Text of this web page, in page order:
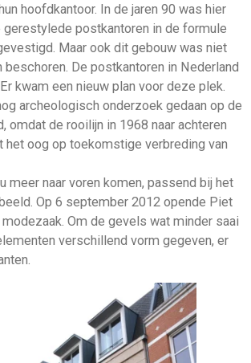
hoofdkantoor. In de jaren 90 was hier
gerestylede postkantoren in de formule
Maar ook dit gebouw was niet
De postkantoren in Nederland
kwam een nieuw plan voor deze plek.
archeologisch onderzoek gedaan op de
omdat de rooilijn in 1968 naar achteren
het oog op toekomstige verbreding van
meer naar voren komen, passend bij het
Op 6 september 2012 opende Piet
Om de gevels wat minder saai
verschillend vorm gegeven, er